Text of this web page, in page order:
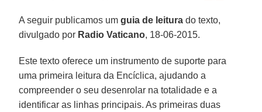
A seguir publicamos umguia de leitura do texto,
divulgado por Radio Vaticano, 18-06-2015.
Este texto oferece um instrumento de suporte para
uma primeira leitura da Encíclica, ajudando a
compreender o seu desenrolar na totalidade e a
identificar as linhas principais. As primeiras duas